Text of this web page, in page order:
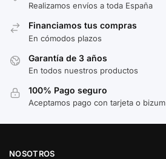
Realizamos envíos a toda España
Financiamos tus compras
En cómodos plazos
Garantía de 3 años
En todos nuestros productos
100% Pago seguro
Aceptamos pago con tarjeta o bizum
NOSOTROS